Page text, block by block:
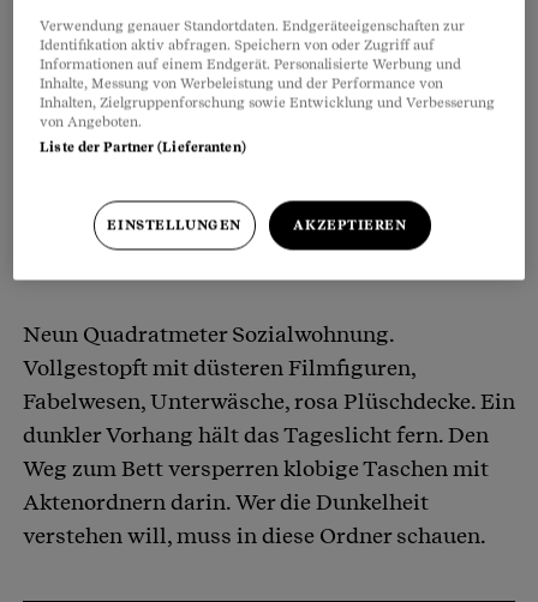
Teilen Anhören Merken Kommentare
Artikel teilen
Vor der Tür «1102» macht Sascha Weder kurz
Halt. Nur halb im Scherz sagt er zum
Beobachter: «Willkommen in der Dunkelheit.»
Hinter dem Plakat mit der Todesfratze beginnt
Neun Quadratmeter Sozialwohnung.
Vollgestopft mit düsteren Filmfiguren,
Fabelwesen, Unterwäsche, rosa Plüschdecke. Ein
dunkler Vorhang hält das Tageslicht fern. Den
Weg zum Bett versperren klobige Taschen mit
Aktenordnern darin. Wer die Dunkelheit
verstehen will, muss in diese Ordner schauen.
Verwendung genauer Standortdaten. Endgeräteeigenschaften zur
Identifikation aktiv abfragen. Speichern von oder Zugriff auf
Informationen auf einem Endgerät. Personalisierte Werbung und
Inhalte, Messung von Werbeleistung und der Performance von
Inhalten, Zielgruppenforschung sowie Entwicklung und Verbesserung
von Angeboten.
Liste der Partner (Lieferanten)
EINSTELLUNGEN AKZEPTIEREN